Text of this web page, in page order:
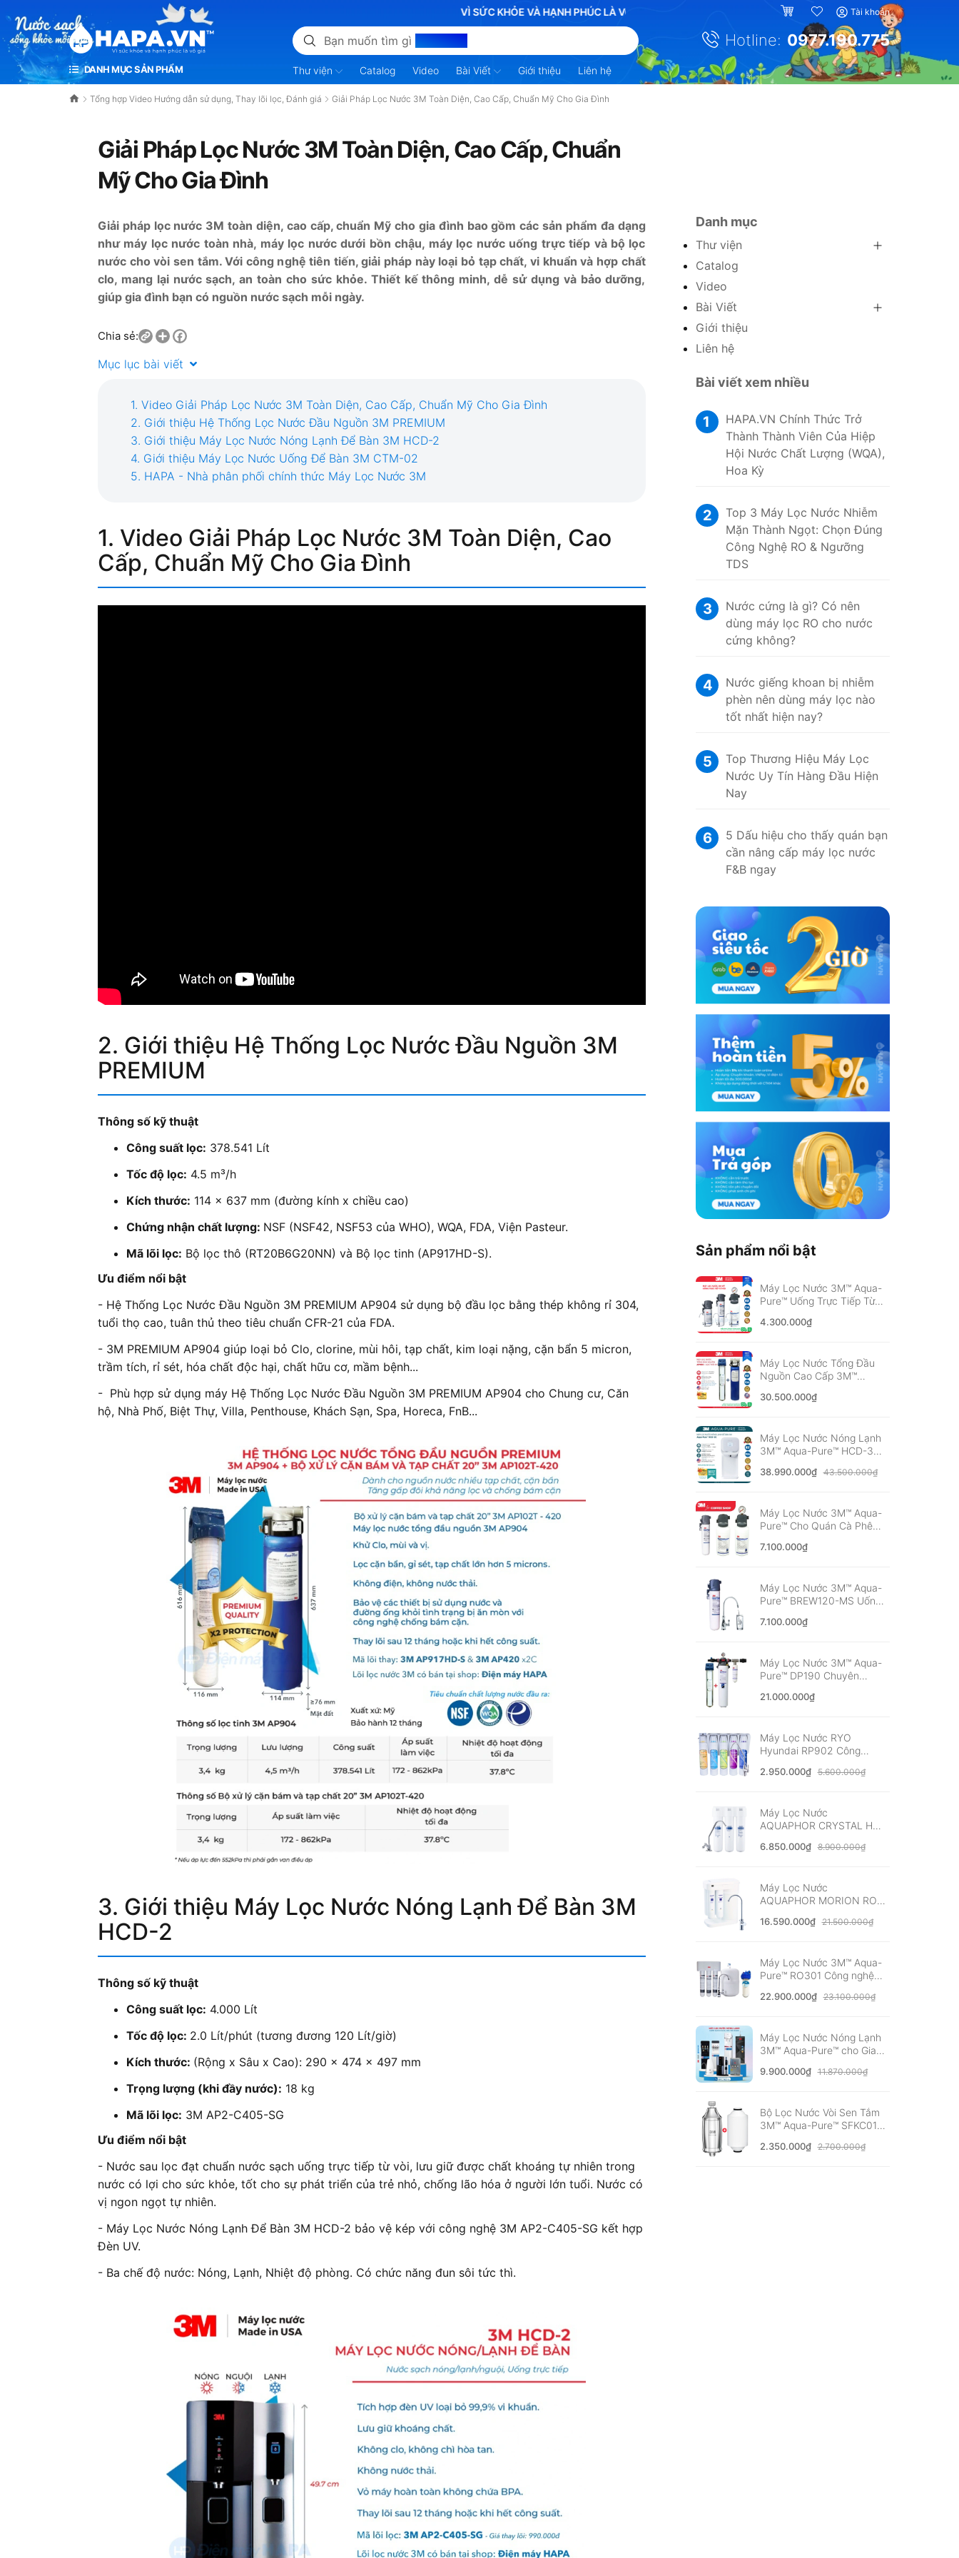
VÌ SỨC KHỎE VÀ HẠNH PHÚC LÀ VÔ GIÁ VÌ SỨC KHỎE VÀ HẠNH PHÚC LÀ VÔ GIÁ Tài khoản
Bạn muốn tìm gì hôm nay? Hotline: 0977.190.775
DANH MỤC SẢN PHẨM Thư viện Catalog Video Bài Viết Giới thiệu Liên hệ
Tổng hợp Video Hướng dẫn sử dụng, Thay lõi lọc, Đánh giá Giải Pháp Lọc Nước 3M Toàn Diện, Cao Cấp, Chuẩn Mỹ Cho Gia Đình
Giải Pháp Lọc Nước 3M Toàn Diện, Cao Cấp, Chuẩn
Mỹ Cho Gia Đình
Giải pháp lọc nước 3M toàn diện, cao cấp, chuẩn Mỹ cho gia đình bao gồm các sản phẩm đa dạng
như máy lọc nước toàn nhà, máy lọc nước dưới bồn chậu, máy lọc nước uống trực tiếp và bộ lọc
nước cho vòi sen tắm. Với công nghệ tiên tiến, giải pháp này loại bỏ tạp chất, vi khuẩn và hợp chất
clo, mang lại nước sạch, an toàn cho sức khỏe. Thiết kế thông minh, dễ sử dụng và bảo dưỡng,
giúp gia đình bạn có nguồn nước sạch mỗi ngày.
Chia sẻ: Share
Mục lục bài viết
1. Video Giải Pháp Lọc Nước 3M Toàn Diện, Cao Cấp, Chuẩn Mỹ Cho Gia Đình
2. Giới thiệu Hệ Thống Lọc Nước Đầu Nguồn 3M PREMIUM
3. Giới thiệu Máy Lọc Nước Nóng Lạnh Để Bàn 3M HCD-2
4. Giới thiệu Máy Lọc Nước Uống Để Bàn 3M CTM-02
5. HAPA - Nhà phân phối chính thức Máy Lọc Nước 3M
1. Video Giải Pháp Lọc Nước 3M Toàn Diện, Cao
Cấp, Chuẩn Mỹ Cho Gia Đình
2. Giới thiệu Hệ Thống Lọc Nước Đầu Nguồn 3M
PREMIUM
Thông số kỹ thuật
Công suất lọc: 378.541 Lít
Tốc độ lọc: 4.5 m³/h
Kích thước: 114 x 637 mm (đường kính x chiều cao)
Chứng nhận chất lượng: NSF (NSF42, NSF53 của WHO), WQA, FDA, Viện Pasteur.
Mã lõi lọc: Bộ lọc thô (RT20B6G20NN) và Bộ lọc tinh (AP917HD-S).
Ưu điểm nổi bật
- Hệ Thống Lọc Nước Đầu Nguồn 3M PREMIUM AP904 sử dụng bộ đầu lọc bằng thép không rỉ 304,
tuổi thọ cao, tuân thủ theo tiêu chuẩn CFR-21 của FDA.
- 3M PREMIUM AP904 giúp loại bỏ Clo, clorine, mùi hôi, tạp chất, kim loại nặng, cặn bẩn 5 micron,
trầm tích, rỉ sét, hóa chất độc hại, chất hữu cơ, mầm bệnh...
- Phù hợp sử dụng máy Hệ Thống Lọc Nước Đầu Nguồn 3M PREMIUM AP904 cho Chung cư, Căn
hộ, Nhà Phố, Biệt Thự, Villa, Penthouse, Khách Sạn, Spa, Horeca, FnB...
3. Giới thiệu Máy Lọc Nước Nóng Lạnh Để Bàn 3M
HCD-2
Thông số kỹ thuật
Công suất lọc: 4.000 Lít
Tốc độ lọc: 2.0 Lít/phút (tương đương 120 Lít/giờ)
Kích thước: (Rộng x Sâu x Cao): 290 x 474 x 497 mm
Trọng lượng (khi đầy nước): 18 kg
Mã lõi lọc: 3M AP2-C405-SG
Ưu điểm nổi bật
- Nước sau lọc đạt chuẩn nước sạch uống trực tiếp từ vòi, lưu giữ được chất khoáng tự nhiên trong
nước có lợi cho sức khỏe, tốt cho sự phát triển của trẻ nhỏ, chống lão hóa ở người lớn tuổi. Nước có
vị ngon ngọt tự nhiên.
- Máy Lọc Nước Nóng Lạnh Để Bàn 3M HCD-2 bảo vệ kép với công nghệ 3M AP2-C405-SG kết hợp
Đèn UV.
- Ba chế độ nước: Nóng, Lạnh, Nhiệt độ phòng. Có chức năng đun sôi tức thì.
Danh mục
Thư viện
Catalog
Video
Bài Viết
Giới thiệu
Liên hệ
Bài viết xem nhiều
1
HAPA.VN Chính Thức Trở
Thành Thành Viên Của Hiệp
Hội Nước Chất Lượng (WQA),
Hoa Kỳ
2
Top 3 Máy Lọc Nước Nhiễm
Mặn Thành Ngọt: Chọn Đúng
Công Nghệ RO & Ngưỡng
TDS
3
Nước cứng là gì? Có nên
dùng máy lọc RO cho nước
cứng không?
4
Nước giếng khoan bị nhiễm
phèn nên dùng máy lọc nào
tốt nhất hiện nay?
5
Top Thương Hiệu Máy Lọc
Nước Uy Tín Hàng Đầu Hiện
Nay
6
5 Dấu hiệu cho thấy quán bạn
cần nâng cấp máy lọc nước
F&B ngay
Sản phẩm nổi bật
Máy Lọc Nước 3M™ Aqua-
Pure™ Uống Trực Tiếp Từ
Nhập Khẩu Mỹ
4.300.000₫
Máy Lọc Nước Tổng Đầu
Nguồn Cao Cấp 3M™
Lọc Thô 3M 20" - Nhập
30.500.000₫
Máy Lọc Nước Nóng Lạnh
3M™ Aqua-Pure™ HCD-3C
mới nhất
38.990.000₫ 43.500.000₫
Máy Lọc Nước 3M™ Aqua-
Pure™ Cho Quán Cà Phê
Hàng - Nhập khẩu Mỹ
7.100.000₫
Máy Lọc Nước 3M™ Aqua-
Pure™ BREW120-MS Uống
Khẩu Mỹ
7.100.000₫
Máy Lọc Nước 3M™ Aqua-
Pure™ DP190 Chuyên
Hàng - Nhập Khẩu Mỹ
21.000.000₫
Máy Lọc Nước RYO
Hyundai RP902 Công
Quốc
2.950.000₫ 5.600.000₫
Máy Lọc Nước
AQUAPHOR CRYSTAL H
Khẩu Châu Âu
6.850.000₫ 8.900.000₫
Máy Lọc Nước
AQUAPHOR MORION RO-
Châu Âu
16.590.000₫ 21.500.000₫
Máy Lọc Nước 3M™ Aqua-
Pure™ RO301 Công nghệ
Nhập Khẩu Mỹ
22.900.000₫ 23.100.000₫
Máy Lọc Nước Nóng Lạnh
3M™ Aqua-Pure™ cho Gia
nhập khẩu Mỹ
9.900.000₫ 11.870.000₫
Bộ Lọc Nước Vòi Sen Tắm
3M™ Aqua-Pure™ SFKC01-
Đặt Dễ Dàng
2.350.000₫ 2.700.000₫